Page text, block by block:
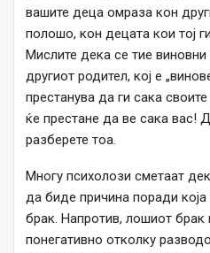
вашите деца омраза кон
полошо, кон децата кои тој
Мислите дека се тие
другиот родител, кој е
престанува да ги сака
ќе престане да ве сака вас!
разберете тоа.
Многу психолози сметаат
да биде причина поради
брак. Напротив, лошиот брак
понегативно отколку